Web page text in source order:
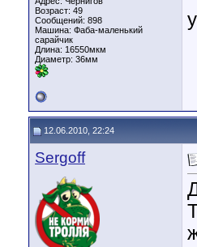
Возраст: 49
Сообщений: 898
Машина: Фаба-маленький
сарайчик
Длина: 16550мкм
Диаметр: 36мм
12.06.2010, 22:24
Sergoff